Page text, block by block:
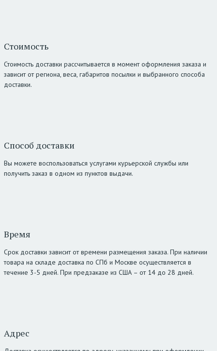
Стоимость
Стоимость доставки рассчитывается в момент оформления заказа и
зависит от региона, веса, габаритов посылки и выбранного способа
доставки.
Способ доставки
Вы можете воспользоваться услугами курьерской службы или
получить заказ в одном из пунктов выдачи.
Время
Срок доставки зависит от времени размещения заказа. При наличии
товара на складе доставка по СПб и Москве осуществляется в
течение 3-5 дней. При предзаказе из США – от 14 до 28 дней.
Адрес